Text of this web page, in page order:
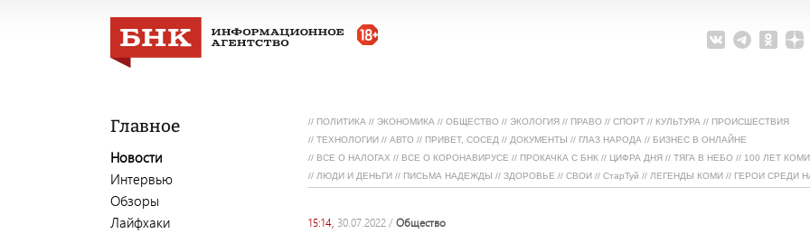
Главное
Новости
Интервью
Обзоры
Лайфхаки
// ПОЛИТИКА // ЭКОНОМИКА // ОБЩЕСТВО // ЭКОЛОГИЯ // ПРАВО // СПОРТ // КУЛЬТУРА // ПРОИСШЕСТВИЯ
// ТЕХНОЛОГИИ // АВТО // ПРИВЕТ, СОСЕД // ДОКУМЕНТЫ // ГЛАЗ НАРОДА // БИЗНЕС В ОНЛАЙНЕ
// ВСЕ О НАЛОГАХ // ВСЕ О КОРОНАВИРУСЕ // ПРОКАЧКА С БНК // ЦИФРА ДНЯ // ТЯГА В НЕБО // 100 ЛЕТ КОМИ
// ЛЮДИ И ДЕНЬГИ // ПИСЬМА НАДЕЖДЫ // ЗДОРОВЬЕ // СВОИ // СтарТуй // ЛЕГЕНДЫ КОМИ // ГЕРОИ СРЕДИ
15:14, 30.07.2022 / общество